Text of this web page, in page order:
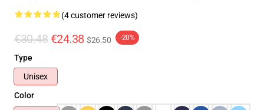
(4 customer reviews)
€30.48 €24.38 $26.50 -20%
Type
Unisex
Color